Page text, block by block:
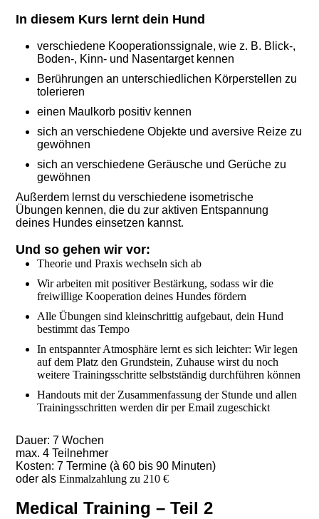
In diesem Kurs lernt dein Hund
verschiedene Kooperationssignale, wie z. B. Blick-,
Boden-, Kinn- und Nasentarget kennen
Berührungen an unterschiedlichen Körperstellen zu
tolerieren
einen Maulkorb positiv kennen
sich an verschiedene Objekte und aversive Reize zu
gewöhnen
sich an verschiedene Geräusche und Gerüche zu
gewöhnen
Außerdem lernst du verschiedene isometrische
Übungen kennen, die du zur aktiven Entspannung
deines Hundes einsetzen kannst.
Und so gehen wir vor:
Theorie und Praxis wechseln sich ab
Wir arbeiten mit positiver Bestärkung, sodass wir die
freiwillige Kooperation deines Hundes fördern
Alle Übungen sind kleinschrittig aufgebaut, dein Hund
bestimmt das Tempo
In entspannter Atmosphäre lernt es sich leichter: Wir legen
auf dem Platz den Grundstein, Zuhause wirst du noch
weitere Trainingsschritte selbstständig durchführen können
Handouts mit der Zusammenfassung der Stunde und allen
Trainingsschritten werden dir per Email zugeschickt
Dauer: 7 Wochen
max. 4 Teilnehmer
Kosten: 7 Termine (à 60 bis 90 Minuten)
oder alsEinmalzahlung zu 210 €
Medical Training – Teil 2